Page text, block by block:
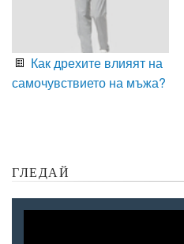
Как дрехите влияят на
самочувствието на мъжа?
ГЛЕДАЙ